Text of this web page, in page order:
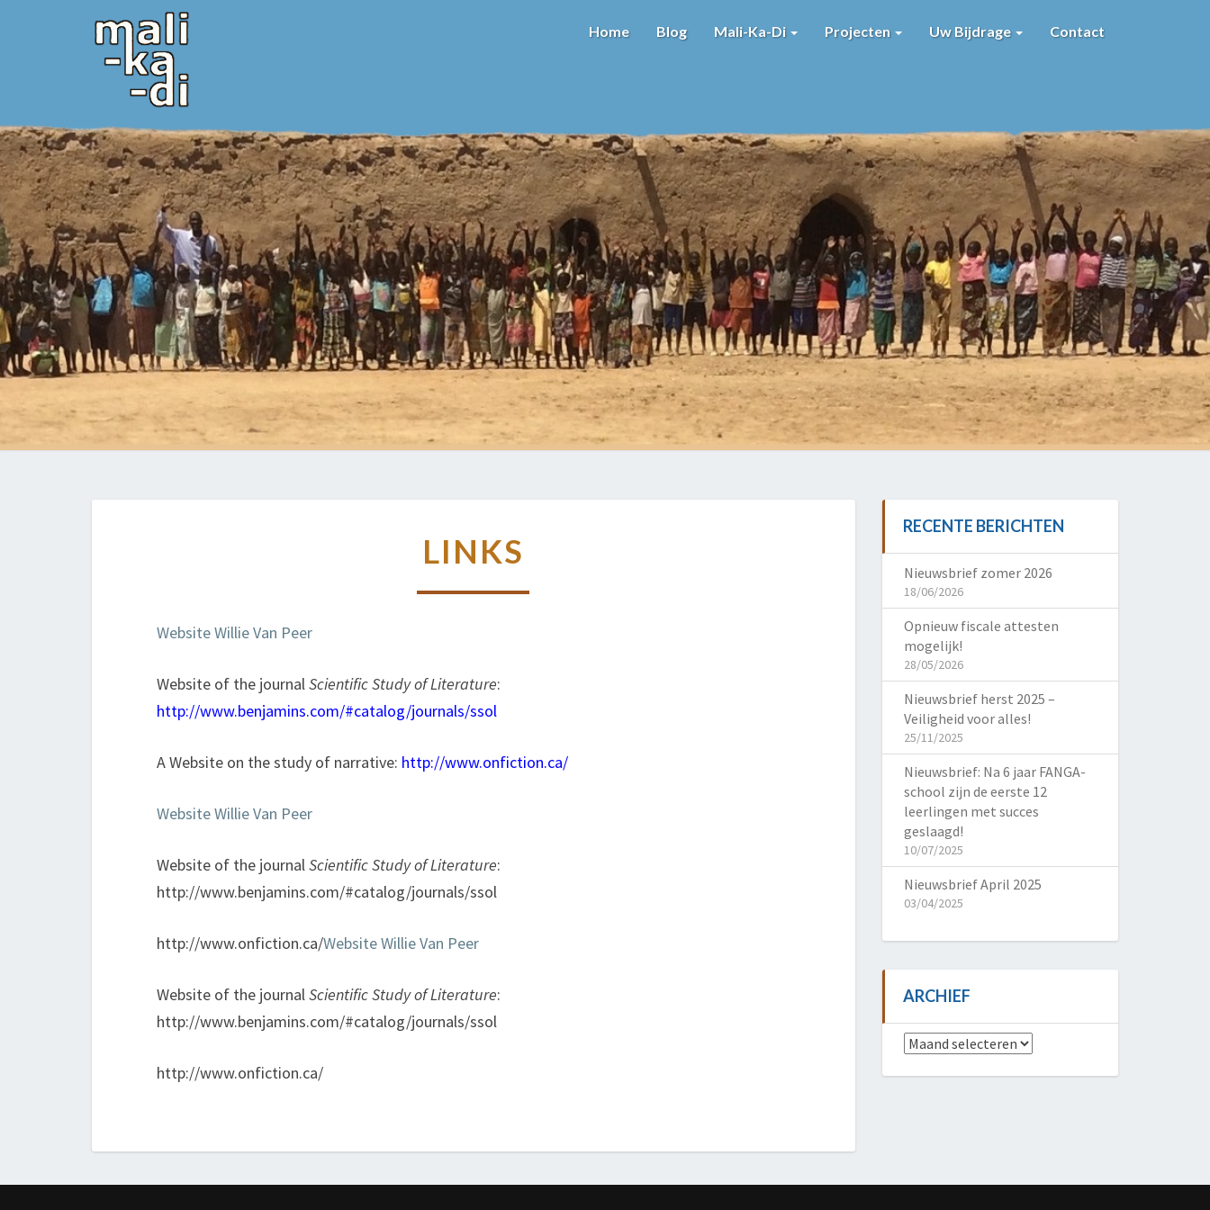
Home Blog Mali-Ka-Di Projecten Uw Bijdrage Contact
LINKS
Website Willie Van Peer
Website of the journalScientific Study of Literature:
http://www.benjamins.com/#catalog/journals/ssol
A Website on the study of narrative: http://www.onfiction.ca/
Website Willie Van Peer
Website of the journalScientific Study of Literature:
http://www.benjamins.com/#catalog/journals/ssol
http://www.onfiction.ca/Website Willie Van Peer
Website of the journalScientific Study of Literature:
http://www.benjamins.com/#catalog/journals/ssol
http://www.onfiction.ca/
RECENTE BERICHTEN
Nieuwsbrief zomer 2026
18/06/2026
Opnieuw fiscale attesten
mogelijk!
28/05/2026
Nieuwsbrief herst 2025 –
Veiligheid voor alles!
25/11/2025
Nieuwsbrief: Na 6 jaar FANGA-
school zijn de eerste 12
leerlingen met succes
geslaagd!
10/07/2025
Nieuwsbrief April 2025
03/04/2025
ARCHIEF
Archief